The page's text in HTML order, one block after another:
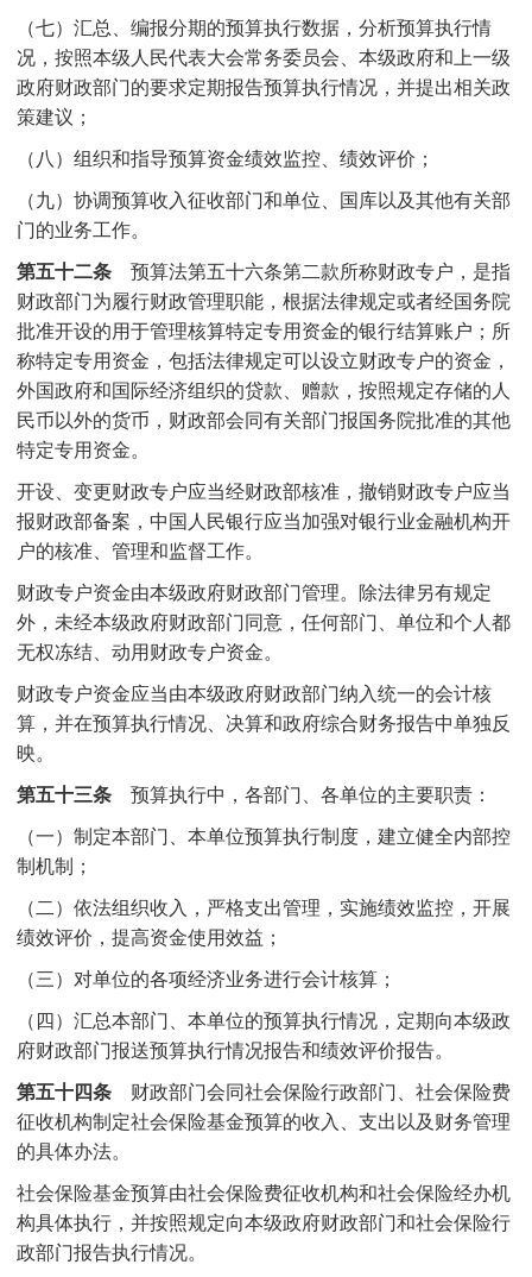
（七）汇总、编报分期的预算执行数据，分析预算执行情
况，按照本级人民代表大会常务委员会、本级政府和上一级
政府财政部门的要求定期报告预算执行情况，并提出相关政
策建议；
（八）组织和指导预算资金绩效监控、绩效评价；
（九）协调预算收入征收部门和单位、国库以及其他有关部
门的业务工作。
第五十二条预算法第五十六条第二款所称财政专户，是指
财政部门为履行财政管理职能，根据法律规定或者经国务院
批准开设的用于管理核算特定专用资金的银行结算账户；所
称特定专用资金，包括法律规定可以设立财政专户的资金，
外国政府和国际经济组织的贷款、赠款，按照规定存储的人
民币以外的货币，财政部会同有关部门报国务院批准的其他
特定专用资金。
开设、变更财政专户应当经财政部核准，撤销财政专户应当
报财政部备案，中国人民银行应当加强对银行业金融机构开
户的核准、管理和监督工作。
财政专户资金由本级政府财政部门管理。除法律另有规定
外，未经本级政府财政部门同意，任何部门、单位和个人都
无权冻结、动用财政专户资金。
财政专户资金应当由本级政府财政部门纳入统一的会计核
算，并在预算执行情况、决算和政府综合财务报告中单独反
映。
第五十三条预算执行中，各部门、各单位的主要职责：
（一）制定本部门、本单位预算执行制度，建立健全内部控
制机制；
（二）依法组织收入，严格支出管理，实施绩效监控，开展
绩效评价，提高资金使用效益；
（三）对单位的各项经济业务进行会计核算；
（四）汇总本部门、本单位的预算执行情况，定期向本级政
府财政部门报送预算执行情况报告和绩效评价报告。
第五十四条 财政部门会同社会保险行政部门、社会保险费
征收机构制定社会保险基金预算的收入、支出以及财务管理
的具体办法。
社会保险基金预算由社会保险费征收机构和社会保险经办机
构具体执行，并按照规定向本级政府财政部门和社会保险行
政部门报告执行情况。